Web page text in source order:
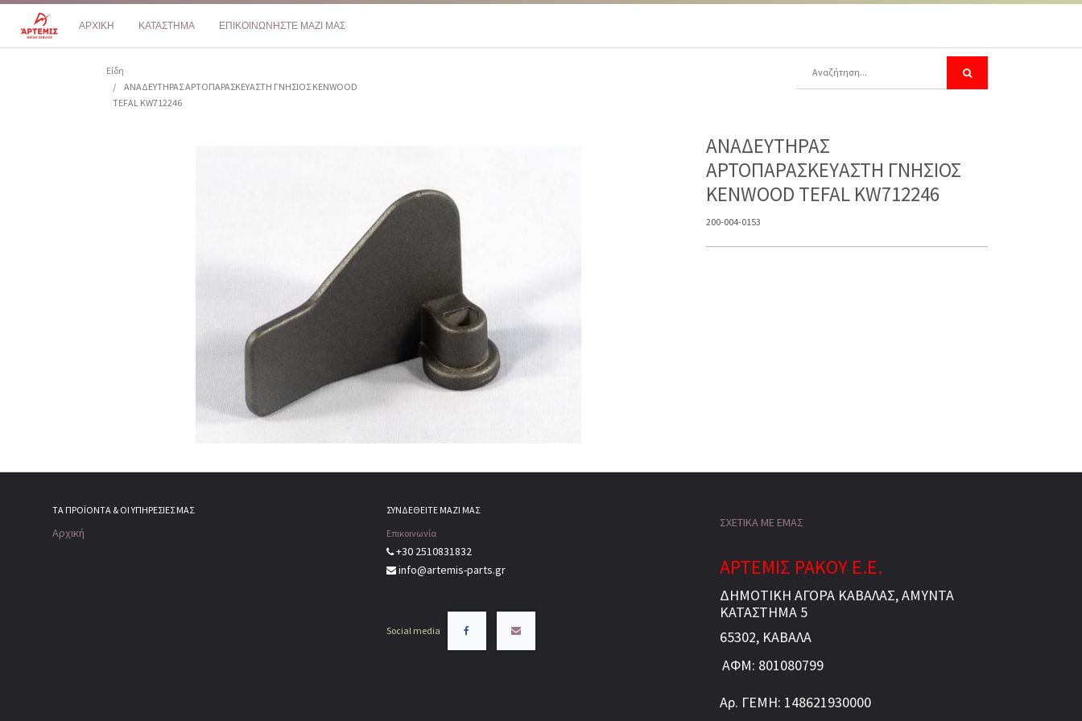
ΑΡΧΙΚΗ ΚΑΤΑΣΤΗΜΑ ΕΠΙΚΟΙΝΩΝΗΣΤΕ ΜΑΖΙ ΜΑΣ
Είδη
ΑΝΑΔΕΥΤΗΡΑΣ ΑΡΤΟΠΑΡΑΣΚΕΥΑΣΤΗ ΓΝΗΣΙΟΣ KENWOOD
TEFAL KW712246
ΑΝΑΔΕΥΤΗΡΑΣ
ΑΡΤΟΠΑΡΑΣΚΕΥΑΣΤΗ ΓΝΗΣΙΟΣ
KENWOOD TEFAL KW712246
200-004-0153
ΤΑ ΠΡΟΪΌΝΤΑ & ΟΙ ΥΠΗΡΕΣΊΕΣ ΜΑΣ
Αρχική
ΣΥΝΔΕΘΕΙΤΕ ΜΑΖΙ ΜΑΣ
Επικοινωνία
+30 2510831832
info@artemis-parts.gr
Social media
ΣΧΕΤΙΚΑ ΜΕ ΕΜΑΣ
ΑΡΤΕΜΙΣ ΡΑΚΟΥ Ε.Ε.
ΔΗΜΟΤΙΚΗ ΑΓΟΡΑ ΚΑΒΑΛΑΣ, ΑΜΥΝΤΑ
ΚΑΤΑΣΤΗΜΑ 5
65302, ΚΑΒΑΛΑ
ΑΦΜ: 801080799
Αρ. ΓΕΜΗ: 148621930000